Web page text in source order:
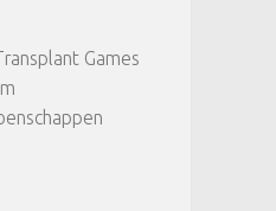
Games